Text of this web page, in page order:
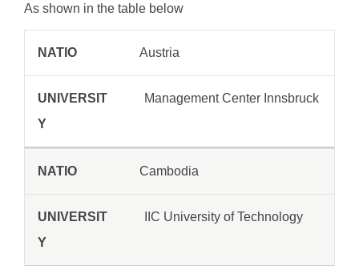
As shown in the table below
NATION UNIVERSITY
Austria
Management Center Innsbruck
Cambodia
IIC University of Technology